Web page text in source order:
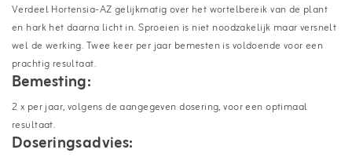
Verdeel Hortensia-AZ gelijkmatig over het wortelbereik van de plant
en hark het daarna licht in. Sproeien is niet noodzakelijk maar versnelt
wel de werking. Twee keer per jaar bemesten is voldoende voor een
prachtig resultaat.
Bemesting:
2 x per jaar, volgens de aangegeven dosering, voor een optimaal
resultaat.
Doseringsadvies: